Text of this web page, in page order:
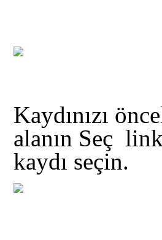
Kaydınızı
alanın Seç
kaydı seçin.